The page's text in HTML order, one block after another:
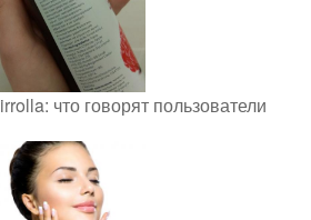
что говорят пользователи